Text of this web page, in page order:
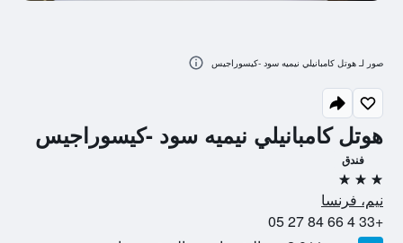
هوتل كامبانيلي نيميه سود -كيسوراجيس
فندق
3 نجوم
نيم، فرنسا
+33 4 66 84 27 05
صور لـ هوتل كامبانيلي نيميه سود -كيسوراجيس